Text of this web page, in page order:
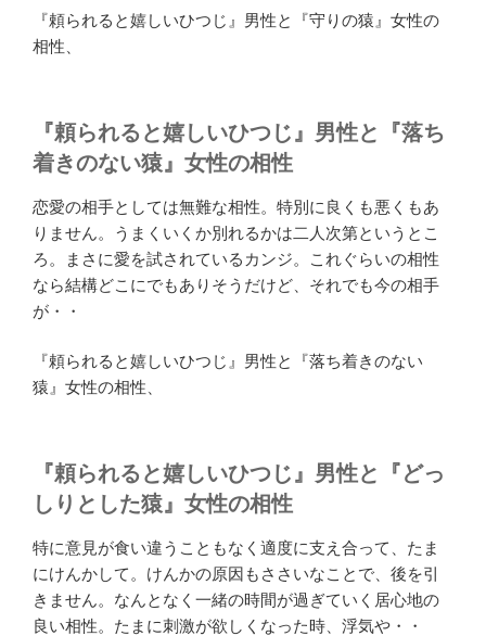
『頼られると嬉しいひつじ』男性と『守りの猿』女性の
相性、
『頼られると嬉しいひつじ』男性と『落ち
着きのない猿』女性の相性
恋愛の相手としては無難な相性。特別に良くも悪くもあ
りません。うまくいくか別れるかは二人次第というとこ
ろ。まさに愛を試されているカンジ。これぐらいの相性
なら結構どこにでもありそうだけど、それでも今の相手
が・・
『頼られると嬉しいひつじ』男性と『落ち着きのない
猿』女性の相性、
『頼られると嬉しいひつじ』男性と『どっ
しりとした猿』女性の相性
特に意見が食い違うこともなく適度に支え合って、たま
にけんかして。けんかの原因もささいなことで、後を引
きません。なんとなく一緒の時間が過ぎていく居心地の
良い相性。たまに刺激が欲しくなった時、浮気や・・